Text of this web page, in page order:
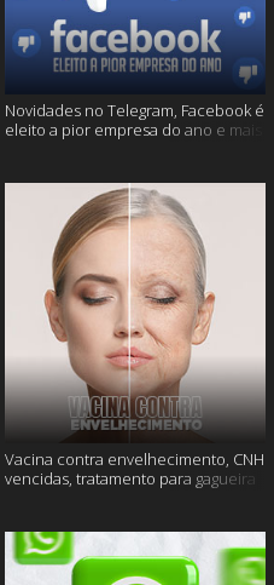
Novidades no Telegram, Facebook é
eleito a pior empresa do ano e mais
Vacina contra envelhecimento, CNH
vencidas, tratamento para gagueira